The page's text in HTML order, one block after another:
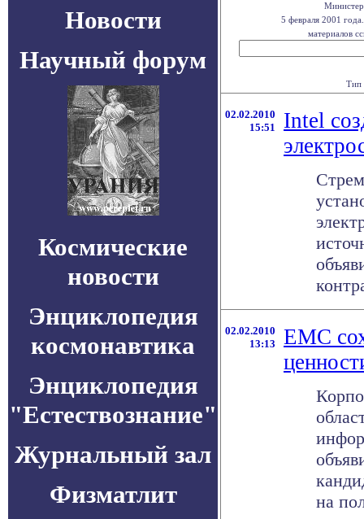
Новости
Научный форум
Космические
новости
Энциклопедия
космонавтика
Энциклопедия
"Естествознание"
Журнальный зал
Физматлит
5 февраля 2001
материалов
Тип
02.02.2010
15:51
Intel
02.02.2010
13:13
EMC
на